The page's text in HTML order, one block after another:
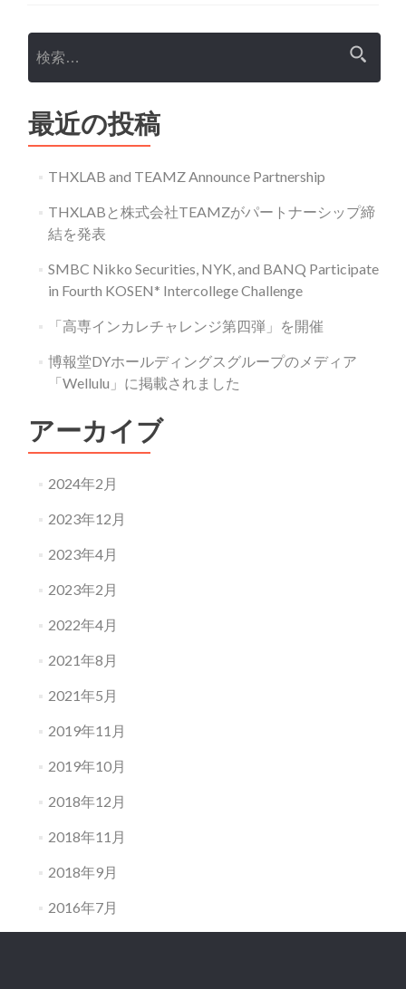
最近の投稿
THXLAB and TEAMZ Announce Partnership
THXLABと株式会社TEAMZがパートナーシップ締
結を発表
SMBC Nikko Securities, NYK, and BANQ Participate
in Fourth KOSEN* Intercollege Challenge
「高専インカレチャレンジ第四弾」を開催
博報堂DYホールディングスグループのメディア
「Wellulu」に掲載されました
アーカイブ
2024年2月
2023年12月
2023年4月
2023年2月
2022年4月
2021年8月
2021年5月
2019年11月
2019年10月
2018年12月
2018年11月
2018年9月
2016年7月